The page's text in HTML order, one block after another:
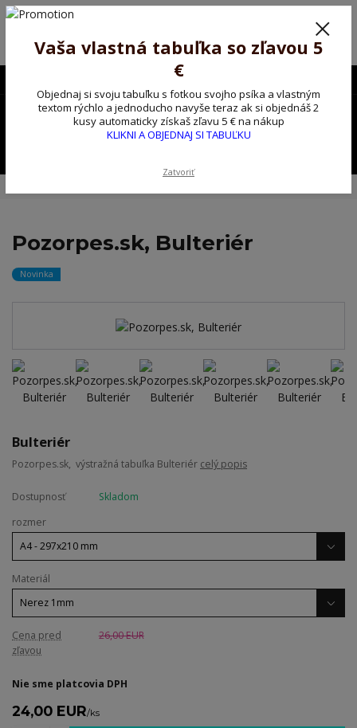
Poprosíme ctených zákazníkov o trpezlivosť, v tomto období máme
Preto sme Vám pripravili malý darček ako ospravedlnenie.
!!! ZĽAVA 5€ na PRVÚ objednávku nad 30€ s kódom pozorpes5 !!!
0,00 EUR
Pozorpes.sk, Bulteriér
Novinka
Bulteriér
Pozorpes.sk, výstražná tabuľka Bulteriér celý popis
Dostupnosť
Skladom
rozmer
Materiál
Cena pred
zľavou
26,00 EUR
Nie sme platcovia DPH
24,00 EUR/ks
Vaša vlastná tabuľka so zľavou 5
€
Objednaj si svoju tabuľku s fotkou svojho psíka a vlastným
textom rýchlo a jednoducho navyše teraz ak si objednáš 2
kusy automaticky získaš zľavu 5 € na nákup
KLIKNI A OBJEDNAJ SI TABUĽKU
Zatvoriť